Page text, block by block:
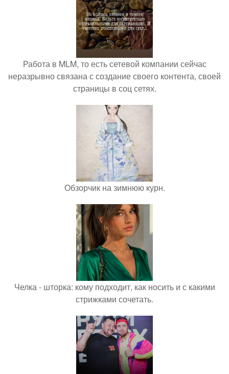
Работа в MLM, то есть сетевой компании сейчас
неразрывно связана с создание своего контента, своей
страницы в соц сетях.
Обзорчик на зимнюю курн.
Челка - шторка: кому подходит, как носить и с какими
стрижками сочетать.